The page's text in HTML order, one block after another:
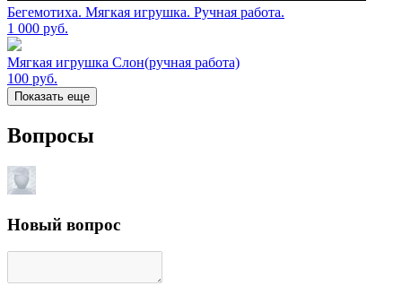
Бегемотиха. Мягкая игрушка. Ручная работа.
1 000 руб.
Мягкая игрушка Слон(ручная работа)
100 руб.
Показать еще
Вопросы
Новый вопрос